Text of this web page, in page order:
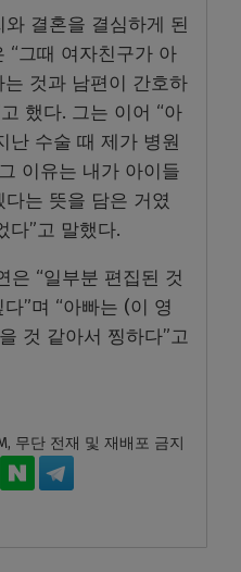
결혼을 결심하게 된
“그때 여자친구가 아
것과 남편이 간호하
했다. 그는 이어 “아
난 수술 때 제가 병원
이유는 내가 아이들
는 뜻을 담은 거였
다”고 말했다.
은 “일부분 편집된 것
”며 “아빠는 (이 영
것 같아서 찡하다”고
무단 전재 및 재배포 금지